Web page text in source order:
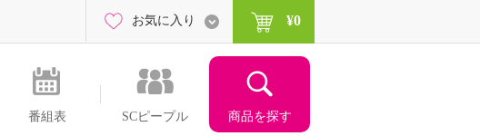
番組表 SCピープル 商品を探す
お気に入り ¥0